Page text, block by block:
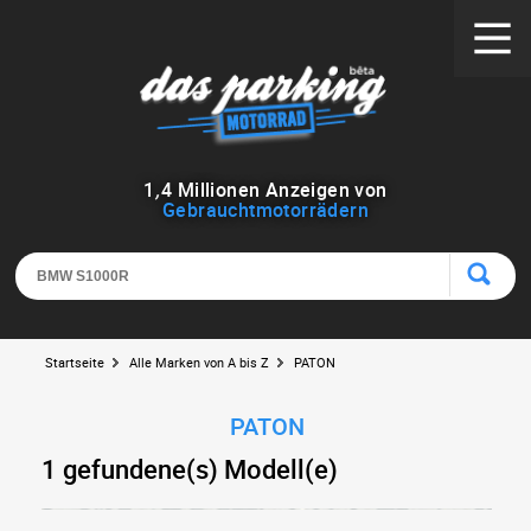
1 ,4 Millionen Anzeigen von
Gebrauchtmotorrädern
Startseite Alle Marken von A bis Z PATON
PATON
1 gefundene(s) Modell(e)